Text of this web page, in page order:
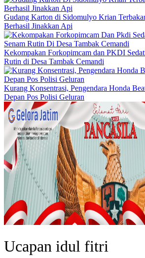
Gudang Karton di Sidomulyo Krian
Berhasil Jinakkan Api
Kekompakan Forkopimcam dan PKDI
Rutin di Desa Tambak Cemandi
Kurang Konsentrasi, Pengendara Honda
Depan Pos Polisi Geluran
Ucapan idul fitri